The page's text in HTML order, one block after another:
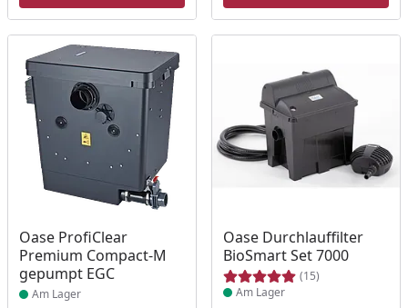
Oase ProfiClear
Premium Compact-M
gepumpt EGC
Produkt am Lager
Am Lager
Oase Durchlauffilter
BioSmart Set 7000
(15)
Produkt am Lager
Am Lager